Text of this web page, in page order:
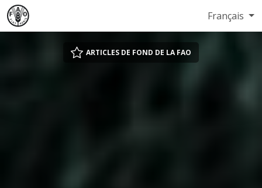
Français
ARTICLES DE FOND DE LA FAO